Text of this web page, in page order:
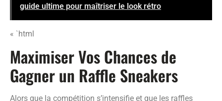
guide ultime pour maîtriser le look rétro
« `html
Maximiser Vos Chances de
Gagner un Raffle Sneakers
Alors que la compétition s’intensifie et que les raffles